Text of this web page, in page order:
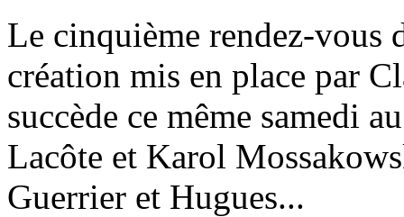
Le cinquième rendez-vous
création mis en place par
succède ce même samedi
Lacôte et Karol
Guerrier et Hugues...